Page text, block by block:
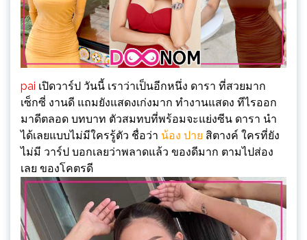
pai เปิดวาร์ป วันนี้ เราว่าเป็นอีกหนึ่ง ดารา ที่สวยมาก
เซ็กซี่ งานดี แถมยังแสดงเก่งมาก ทำงานแสดง ทีไรออก
มาดีตลอด บทบาท ตัวสมทบที่พร้อมจะแย่งซีน ดารา นำ
ได้เลยแบบไม่มีใครรู้ตัว ชื่อว่า น้อง ปาย สิตางค์ ใครที่ยัง
ไม่มี วาร์ป บอกเลยว่าพลาดแล้ว ของดีมาก ตามไปส่อง
เลย ของโคตรดี